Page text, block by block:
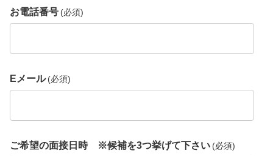
お電話番号 (必須)
Eメール (必須)
ご希望の面接日時 ※候補を3つ挙げて下さい (必須)